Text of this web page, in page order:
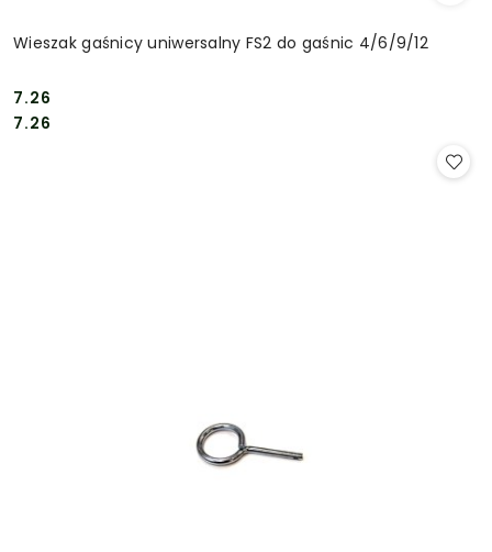
Wieszak gaśnicy uniwersalny FS2 do gaśnic 4/6/9/12
Cena:
7.26
Cena:
7.26